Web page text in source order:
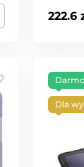
222.6
Dla